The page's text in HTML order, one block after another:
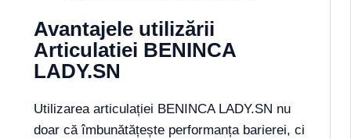
Avantajele utilizării
Articulatiei BENINCA
LADY.SN
Utilizarea articulației BENINCA LADY.SN nu
doar că îmbunătățește performanța barierei, ci